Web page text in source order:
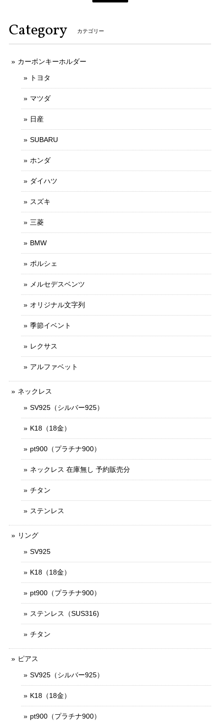
Category カテゴリー
カーボンキーホルダー
トヨタ
マツダ
日産
SUBARU
ホンダ
ダイハツ
スズキ
三菱
BMW
ポルシェ
メルセデスベンツ
オリジナル文字列
季節イベント
レクサス
アルファベット
ネックレス
SV925（シルバー925）
K18（18金）
pt900（プラチナ900）
ネックレス 在庫無し 予約販売分
チタン
ステンレス
リング
SV925
K18（18金）
pt900（プラチナ900）
ステンレス（SUS316)
チタン
ピアス
SV925（シルバー925）
K18（18金）
pt900（プラチナ900）